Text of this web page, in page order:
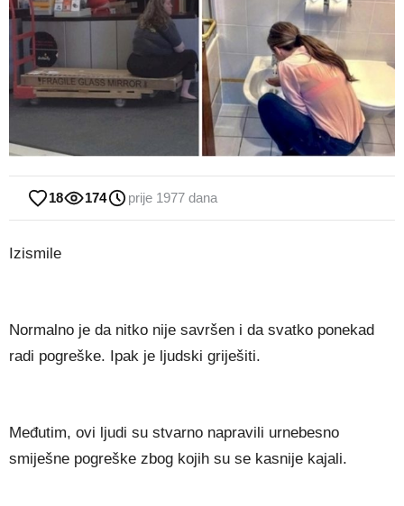
18 174 prije 1977 dana
Izismile
Normalno je da nitko nije savršen i da svatko ponekad
radi pogreške. Ipak je ljudski griješiti.
Međutim, ovi ljudi su stvarno napravili urnebesno
smiješne pogreške zbog kojih su se kasnije kajali.